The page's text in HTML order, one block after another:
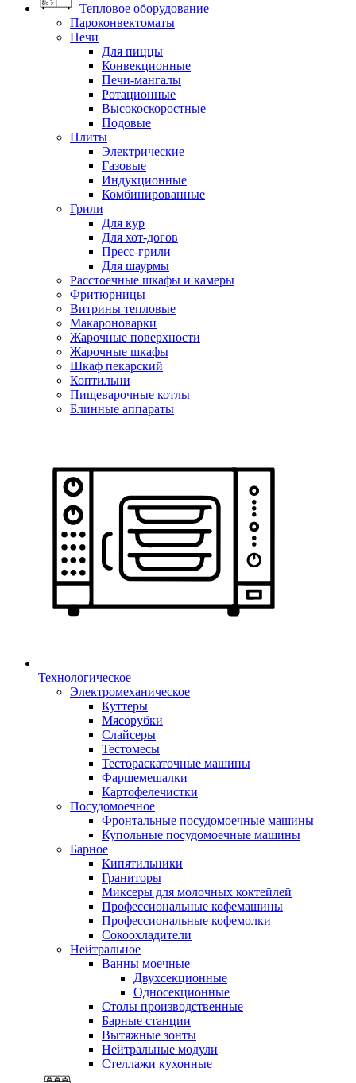
Тепловое оборудование
Пароконвектоматы
Печи
Для пиццы
Конвекционные
Печи-мангалы
Ротационные
Высокоскоростные
Подовые
Плиты
Электрические
Газовые
Индукционные
Комбинированные
Грили
Для кур
Для хот-догов
Пресс-грили
Для шаурмы
Расстоечные шкафы и камеры
Фритюрницы
Витрины тепловые
Макароноварки
Жарочные поверхности
Жарочные шкафы
Шкаф пекарский
Коптильни
Пищеварочные котлы
Блинные аппараты
Технологическое
Электромеханическое
Куттеры
Мясорубки
Слайсеры
Тестомесы
Тестораскаточные машины
Фаршемешалки
Картофелечистки
Посудомоечное
Фронтальные посудомоечные машины
Купольные посудомоечные машины
Барное
Кипятильники
Граниторы
Миксеры для молочных коктейлей
Профессиональные кофемашины
Профессиональные кофемолки
Сокоохладители
Нейтральное
Ванны моечные
Двухсекционные
Односекционные
Столы производственные
Барные станции
Вытяжные зонты
Нейтральные модули
Стеллажи кухонные